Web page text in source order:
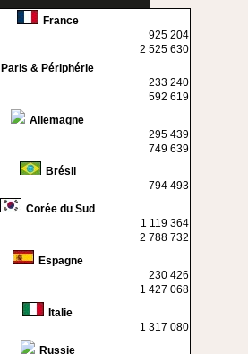
France
925 204
2 525 630
Paris & Périphérie
233 240
592 619
Allemagne
295 439
749 639
Brésil
794 493
Corée du Sud
1 119 364
2 788 732
Espagne
230 426
1 427 068
Italie
1 317 080
Russie